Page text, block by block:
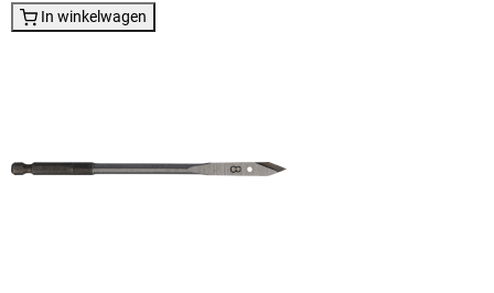
In winkelwagen